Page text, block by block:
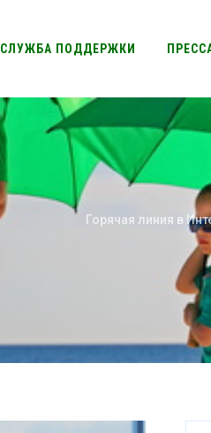
СЛУЖБА ПОДДЕРЖКИ
Горячая линия в